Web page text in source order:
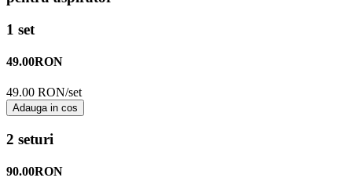
1 set
49.00RON
49.00 RON/set
Adauga in cos
2 seturi
90.00RON